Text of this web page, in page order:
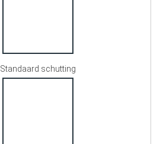
Standaard schutting